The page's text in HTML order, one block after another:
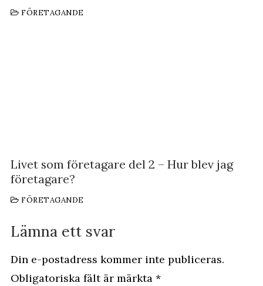
FÖRETAGANDE
Livet som företagare del 2 – Hur blev jag
företagare?
FÖRETAGANDE
Lämna ett svar
Din e-postadress kommer inte publiceras.
Obligatoriska fält är märkta *